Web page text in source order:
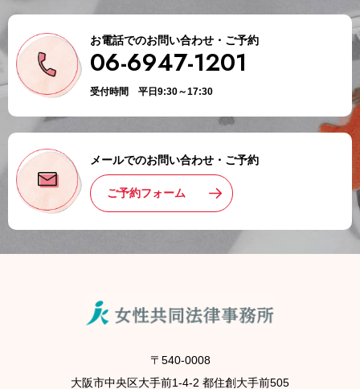
お電話でのお問い合わせ・ご予約
06-6947-1201
受付時間 平日9:30～17:30
メールでのお問い合わせ・ご予約
ご予約フォーム
〒540-0008
大阪市中央区大手前1-4-2 都住創大手前505